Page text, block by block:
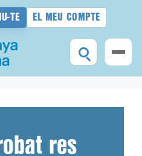
TE EL MEU COMPTE
res